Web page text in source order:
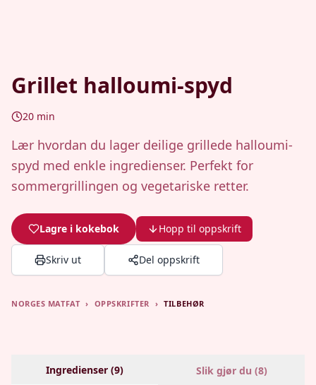
Grillet halloumi-spyd
20 min
Lær hvordan du lager deilige grillede halloumi-
spyd med enkle ingredienser. Perfekt for
sommergrillingen og vegetariske retter.
Lagre i kokebok Hopp til oppskrift
Skriv ut Del oppskrift
NORGES MATFAT › OPPSKRIFTER › TILBEHØR
Ingredienser (9) Slik gjør du (8)